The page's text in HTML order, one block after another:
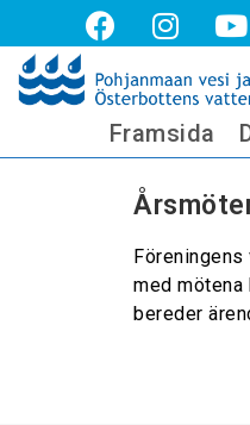
Framsida
med
bereder